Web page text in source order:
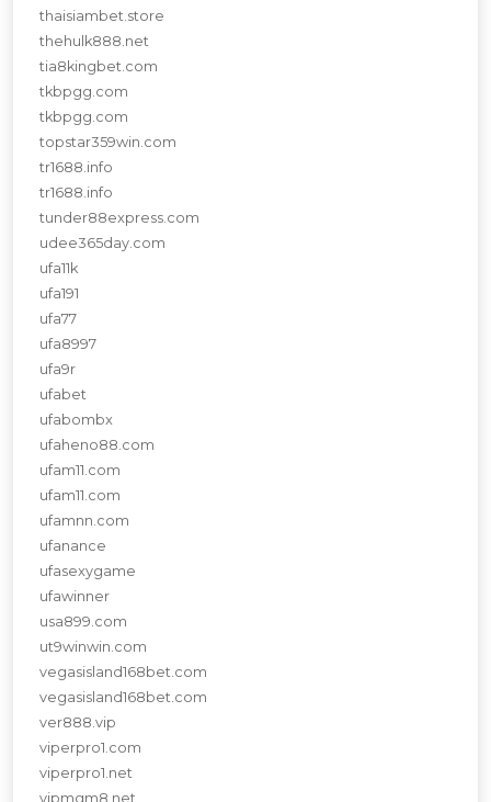
thaisiambet.store
thehulk888.net
tia8kingbet.com
tkbpgg.com
tkbpgg.com
topstar359win.com
tr1688.info
tr1688.info
tunder88express.com
udee365day.com
ufa11k
ufa191
ufa77
ufa8997
ufa9r
ufabet
ufabombx
ufaheno88.com
ufam11.com
ufam11.com
ufamnn.com
ufanance
ufasexygame
ufawinner
usa899.com
ut9winwin.com
vegasisland168bet.com
vegasisland168bet.com
ver888.vip
viperpro1.com
viperpro1.net
vipmgm8.net